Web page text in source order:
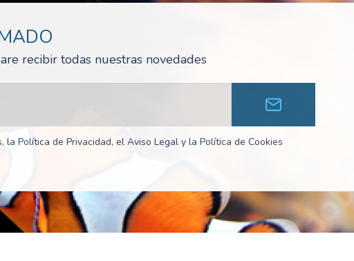
recibir todas nuestras novedades
la Política de Privacidad, el Aviso Legal y la Política de Cookies